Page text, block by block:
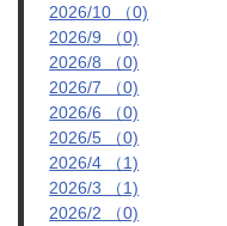
2026/10 （0)
2026/9 （0)
2026/8 （0)
2026/7 （0)
2026/6 （0)
2026/5 （0)
2026/4 （1)
2026/3 （1)
2026/2 （0)